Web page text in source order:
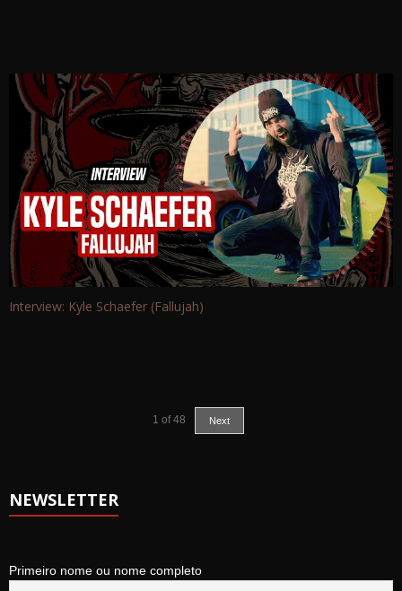
Interview: Kyle Schaefer (Fallujah)
1 of 48 Next
NEWSLETTER
Primeiro nome ou nome completo